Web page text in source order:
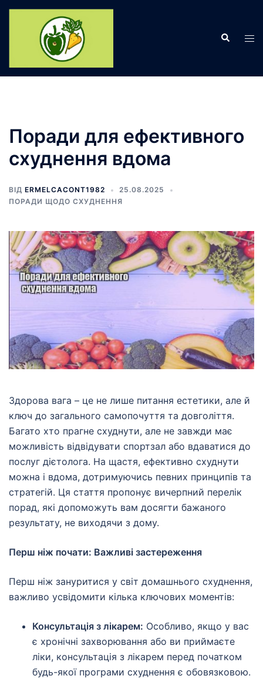
Перейти
Пошук
Поради для ефективного
схуднення вдома
ВІД ERMELCACONT1982
25.08.2025
ПОРАДИ ЩОДО СХУДНЕННЯ
Здорова вага – це не лише питання естетики, але й
ключ до загального самопочуття та довголіття.
Багато хто прагне схуднути, але не завжди має
можливість відвідувати спортзал або вдаватися до
послуг дієтолога. На щастя, ефективно схуднути
можна і вдома, дотримуючись певних принципів та
стратегій. Ця стаття пропонує вичерпний перелік
порад, які допоможуть вам досягти бажаного
результату, не виходячи з дому.
Перш ніж почати: Важливі застереження
Перш ніж зануритися у світ домашнього схуднення,
важливо усвідомити кілька ключових моментів:
Консультація з лікарем: Особливо, якщо у вас
є хронічні захворювання або ви приймаєте
ліки, консультація з лікарем перед початком
будь-якої програми схуднення є обовязковою.